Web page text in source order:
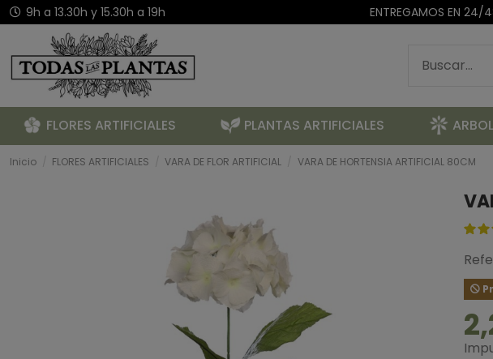
9h a 13.30h y 15.30h a 19h ENTREGAMOS EN 24/
FLORES ARTIFICIALES PLANTAS ARTIFICIALES
Inicio FLORES ARTIFICIALES VARA DE FLOR ARTIFICIAL VARA DE HORTENSIA ARTIFICIAL 80CM